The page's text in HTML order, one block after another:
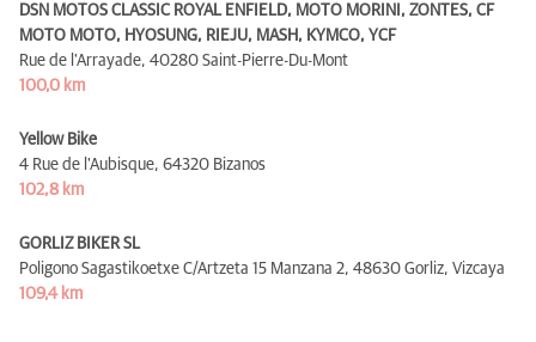
DSN MOTOS CLASSIC ROYAL ENFIELD, MOTO MORINI, ZONTES, CF
MOTO MOTO, HYOSUNG, RIEJU, MASH, KYMCO, YCF
Rue de l'Arrayade, 40280 Saint-Pierre-Du-Mont
100,0 km
Yellow Bike
4 Rue de l'Aubisque, 64320 Bizanos
102,8 km
GORLIZ BIKER SL
Poligono Sagastikoetxe C/Artzeta 15 Manzana 2, 48630 Gorliz, Vizcaya
109,4 km